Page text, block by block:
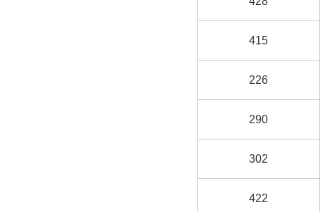
415
226
290
302
422